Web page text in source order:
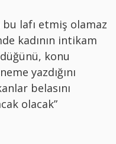
lafı etmiş olamaz
kadının intikam
konu
yazdığını
belasını
olacak”